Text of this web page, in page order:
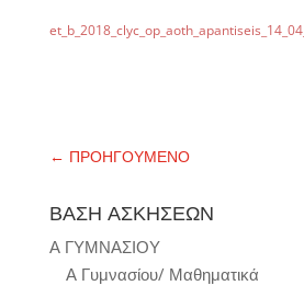
← ΠΡΟΗΓΟΥΜΕΝΟ
ΒΑΣΗ ΑΣΚΗΣΕΩΝ
Α ΓΥΜΝΑΣΙΟΥ
Α Γυμνασίου/ Μαθηματικά